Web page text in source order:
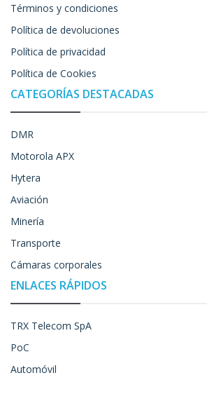
Términos y condiciones
Política de devoluciones
Política de privacidad
Política de Cookies
CATEGORÍAS DESTACADAS
DMR
Motorola APX
Hytera
Aviación
Minería
Transporte
Cámaras corporales
ENLACES RÁPIDOS
TRX Telecom SpA
PoC
Automóvil